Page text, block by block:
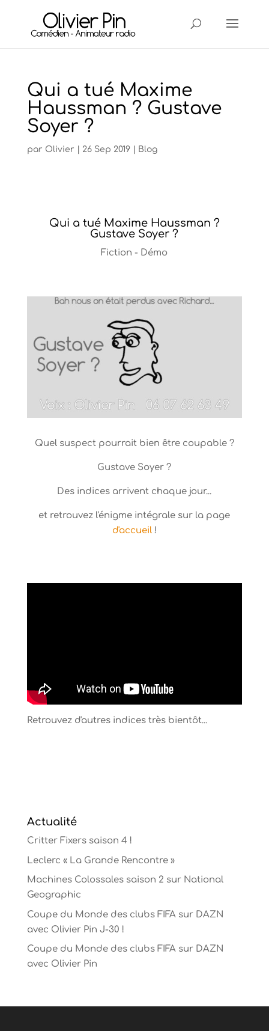
Qui a tué Maxime
Haussman ? Gustave
Soyer ?
par Olivier 26 Sep 2019| Blog
Qui a tué Maxime Haussman ?
Gustave Soyer ?
Fiction - Démo
Quel suspect pourrait bien être coupable ?
Gustave Soyer ?
Des indices arrivent chaque jour...
et retrouvez l'énigme intégrale sur la page
d'accueil!
Retrouvez d'autres indices très bientôt...
Actualité
Critter Fixers saison 4 !
Leclerc « La Grande Rencontre »
Machines Colossales saison 2 sur National
Geographic
Coupe du Monde des clubs FIFA sur DAZN
avec Olivier Pin J-30 !
Coupe du Monde des clubs FIFA sur DAZN
avec Olivier Pin